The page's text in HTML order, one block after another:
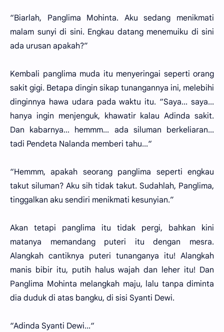
“Biarlah, Panglima Mohinta. Aku sedang menikmati
malam sunyi di sini. Engkau datang menemuiku di sini
ada urusan apakah?”
Kembali panglima muda itu menyeringai seperti orang
sakit gigi. Betapa dingin sikap tunangannya ini, melebihi
dinginnya hawa udara pada waktu itu. “Saya... saya...
hanya ingin menjenguk, khawatir kalau Adinda sakit.
Dan kabarnya... hemmm... ada siluman berkeliaran...
tadi Pendeta Nalanda memberi tahu...“
“Hemmm, apakah seorang panglima seperti engkau
takut siluman? Aku sih tidak takut. Sudahlah, Panglima,
tinggalkan aku sendiri menikmati kesunyian.”
Akan tetapi panglima itu tidak pergi, bahkan kini
matanya memandang puteri itu dengan mesra.
Alangkah cantiknya puteri tunanganya itu! Alangkah
manis bibir itu, putih halus wajah dan leher itu! Dan
Panglima Mohinta melangkah maju, lalu tanpa diminta
dia duduk di atas bangku, di sisi Syanti Dewi.
“Adinda Syanti Dewi...“